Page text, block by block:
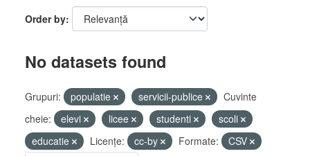
Order by
No datasets found
Grupuri: populatie servicii-publice
Cuvinte
cheie:
elevi licee studenti
scoli
educatie
Licenţe: cc-by Formate:
CSV